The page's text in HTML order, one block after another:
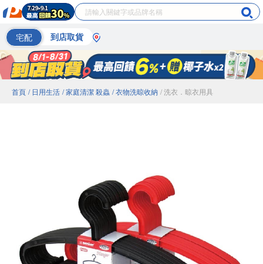
宅配 到店取貨
首頁 / 日用生活 / 家庭清潔 殺蟲 / 衣物洗晾收納 / 洗衣．晾衣用具